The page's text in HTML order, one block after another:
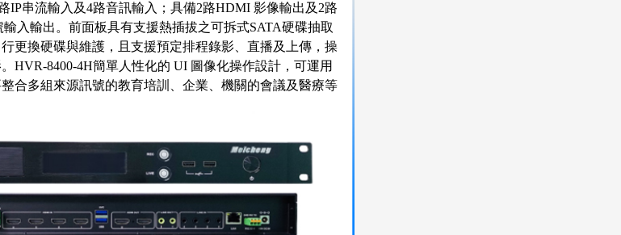
IP串流輸入及4路音訊輸入；具備2路HDMI 影像輸出及2路
入輸出。前面板具有支援熱插拔之可拆式SATA硬碟抽取
更換硬碟與維護，且支援預定排程錄影、直播及上傳，操
HVR-8400-4H簡單人性化的 UI 圖像化操作設計，可運用
合多組來源訊號的教育培訓、企業、機關的會議及醫療等